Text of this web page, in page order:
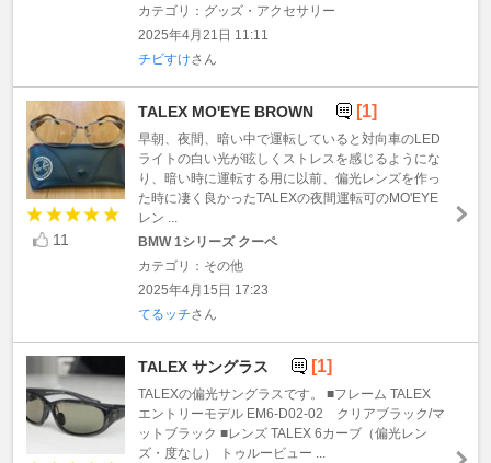
カテゴリ：グッズ・アクセサリー
2025年4月21日 11:11
チビすけさん
11
TALEX MO'EYE BROWN [1]
早朝、夜間、暗い中で運転していると対向車のLED
ライトの白い光が眩しくストレスを感じるようにな
り、暗い時に運転する用に以前、偏光レンズを作っ
た時に凄く良かったTALEXの夜間運転可のMO'EYE
レン ...
BMW 1シリーズ クーペ
カテゴリ：その他
2025年4月15日 17:23
てるッチさん
TALEX サングラス [1]
TALEXの偏光サングラスです。 ■フレーム TALEX
エントリーモデル EM6-D02-02 クリアブラック/マ
ットブラック ■レンズ TALEX 6カーブ（偏光レン
ズ・度なし） トゥルービュー ...